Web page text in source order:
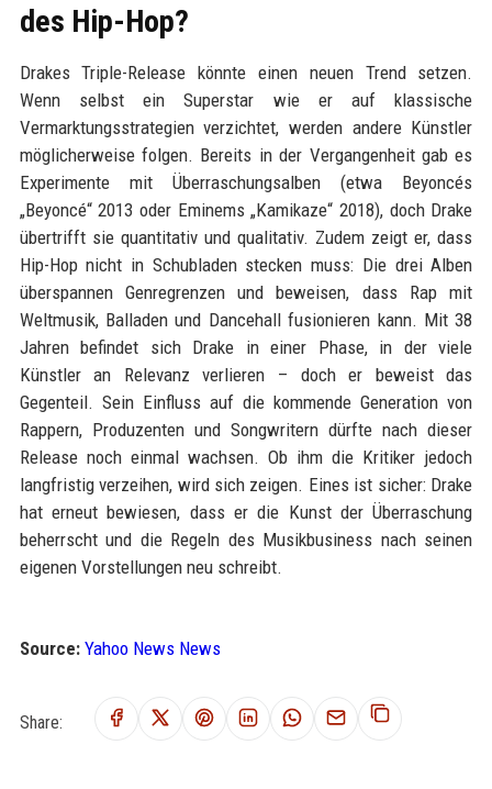
des Hip-Hop?
Drakes Triple-Release könnte einen neuen Trend setzen.
Wenn selbst ein Superstar wie er auf klassische
Vermarktungsstrategien verzichtet, werden andere Künstler
möglicherweise folgen. Bereits in der Vergangenheit gab es
Experimente mit Überraschungsalben (etwa Beyoncés
„Beyoncé“ 2013 oder Eminems „Kamikaze“ 2018), doch Drake
übertrifft sie quantitativ und qualitativ. Zudem zeigt er, dass
Hip-Hop nicht in Schubladen stecken muss: Die drei Alben
überspannen Genregrenzen und beweisen, dass Rap mit
Weltmusik, Balladen und Dancehall fusionieren kann. Mit 38
Jahren befindet sich Drake in einer Phase, in der viele
Künstler an Relevanz verlieren – doch er beweist das
Gegenteil. Sein Einfluss auf die kommende Generation von
Rappern, Produzenten und Songwritern dürfte nach dieser
Release noch einmal wachsen. Ob ihm die Kritiker jedoch
langfristig verzeihen, wird sich zeigen. Eines ist sicher: Drake
hat erneut bewiesen, dass er die Kunst der Überraschung
beherrscht und die Regeln des Musikbusiness nach seinen
eigenen Vorstellungen neu schreibt.
Source: Yahoo News News
Share: